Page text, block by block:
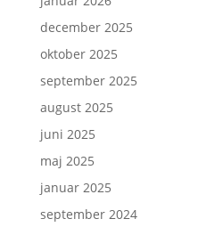
december 2025
oktober 2025
september 2025
august 2025
juni 2025
maj 2025
januar 2025
september 2024